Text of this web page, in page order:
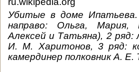
Убитые в доме Ипатьева.
направо: Ольга, Мария,
Алексей и Татьяна), 2 ряд:
И. М. Харитонов, 3 ряд:
камердинер полковник А. Е.